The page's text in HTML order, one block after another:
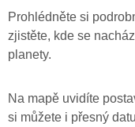
Prohlédněte si
zjistěte, kde se
planety.
Na mapě uvidíte
si můžete i přesný